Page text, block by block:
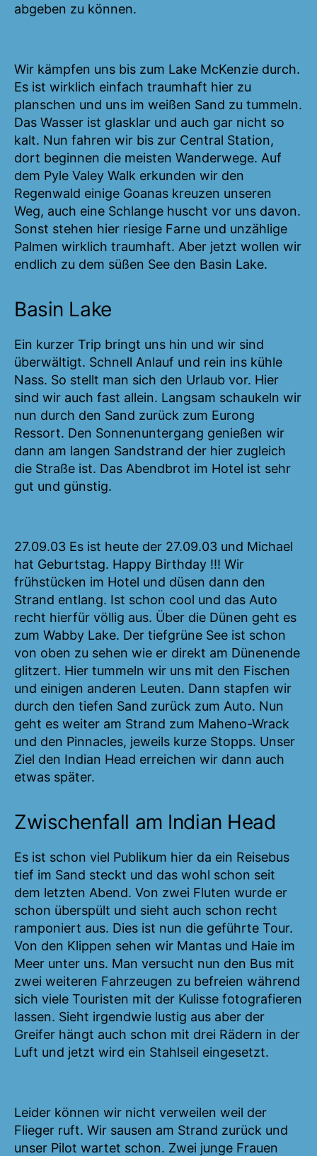
abgeben zu können.
Wir kämpfen uns bis zum Lake McKenzie durch.
Es ist wirklich einfach traumhaft hier zu
planschen und uns im weißen Sand zu tummeln.
Das Wasser ist glasklar und auch gar nicht so
kalt. Nun fahren wir bis zur Central Station,
dort beginnen die meisten Wanderwege. Auf
dem Pyle Valey Walk erkunden wir den
Regenwald einige Goanas kreuzen unseren
Weg, auch eine Schlange huscht vor uns davon.
Sonst stehen hier riesige Farne und unzählige
Palmen wirklich traumhaft. Aber jetzt wollen wir
endlich zu dem süßen See den Basin Lake.
Basin Lake
Ein kurzer Trip bringt uns hin und wir sind
überwältigt. Schnell Anlauf und rein ins kühle
Nass. So stellt man sich den Urlaub vor. Hier
sind wir auch fast allein. Langsam schaukeln wir
nun durch den Sand zurück zum Eurong
Ressort. Den Sonnenuntergang genießen wir
dann am langen Sandstrand der hier zugleich
die Straße ist. Das Abendbrot im Hotel ist sehr
gut und günstig.
27.09.03 Es ist heute der 27.09.03 und Michael
hat Geburtstag. Happy Birthday !!! Wir
frühstücken im Hotel und düsen dann den
Strand entlang. Ist schon cool und das Auto
recht hierfür völlig aus. Über die Dünen geht es
zum Wabby Lake. Der tiefgrüne See ist schon
von oben zu sehen wie er direkt am Dünenende
glitzert. Hier tummeln wir uns mit den Fischen
und einigen anderen Leuten. Dann stapfen wir
durch den tiefen Sand zurück zum Auto. Nun
geht es weiter am Strand zum Maheno-Wrack
und den Pinnacles, jeweils kurze Stopps. Unser
Ziel den Indian Head erreichen wir dann auch
etwas später.
Zwischenfall am Indian Head
Es ist schon viel Publikum hier da ein Reisebus
tief im Sand steckt und das wohl schon seit
dem letzten Abend. Von zwei Fluten wurde er
schon überspült und sieht auch schon recht
ramponiert aus. Dies ist nun die geführte Tour.
Von den Klippen sehen wir Mantas und Haie im
Meer unter uns. Man versucht nun den Bus mit
zwei weiteren Fahrzeugen zu befreien während
sich viele Touristen mit der Kulisse fotografieren
lassen. Sieht irgendwie lustig aus aber der
Greifer hängt auch schon mit drei Rädern in der
Luft und jetzt wird ein Stahlseil eingesetzt.
Leider können wir nicht verweilen weil der
Flieger ruft. Wir sausen am Strand zurück und
unser Pilot wartet schon. Zwei junge Frauen